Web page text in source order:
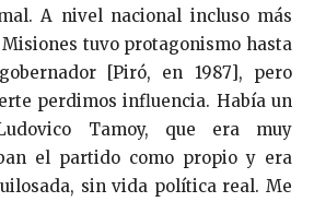
A nivel nacional incluso más
tuvo protagonismo hasta
[Piró, en 1987], pero
perdimos influencia. Había un
Tamoy, que era muy
el partido como propio y era
sin vida política real. Me